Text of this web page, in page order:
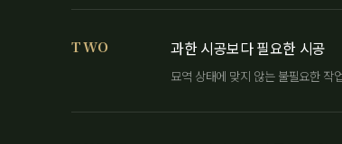
TWO 과한 시공보다 필요한 시공
묘역 상태에 맞지 않는 불필요한 작